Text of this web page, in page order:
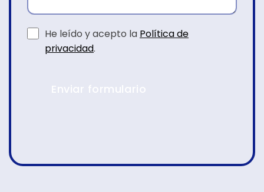
He leído y acepto la Política de
privacidad.
Enviar formulario